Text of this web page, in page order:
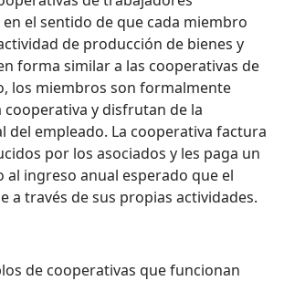
el sentido de que cada miembro
de producción de bienes y
forma similar a las cooperativas de
los miembros son formalmente
cooperativa y disfrutan de la
del empleado. La cooperativa factura
por los asociados y les paga un
al ingreso anual esperado que el
a través de sus propias actividades.
de cooperativas que funcionan